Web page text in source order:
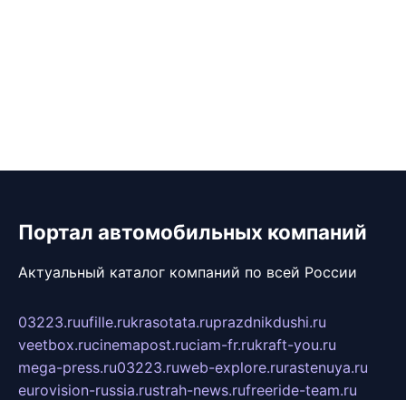
Портал автомобильных компаний
Актуальный каталог компаний по всей России
03223.ruufille.rukrasotata.ruprazdnikdushi.ru
veetbox.rucinemapost.ruciam-fr.rukraft-you.ru
mega-press.ru03223.ruweb-explore.rurastenuya.ru
eurovision-russia.rustrah-news.rufreeride-team.ru